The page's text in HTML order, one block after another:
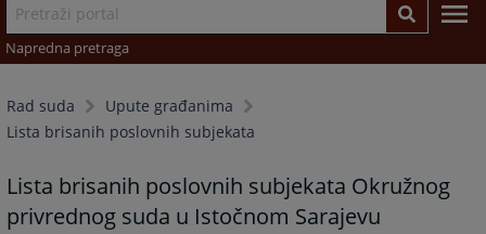
Napredna pretraga
Rad suda
Upute građanima
Lista brisanih poslovnih subjekata
Lista brisanih poslovnih subjekata Okružnog
privrednog suda u Istočnom Sarajevu